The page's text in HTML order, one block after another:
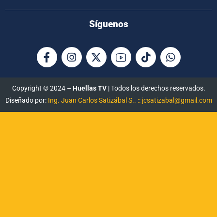
Síguenos
Copyright © 2024 – Huellas TV| Todos los derechos reservados.
Diseñado por: Ing. Juan Carlos Satizábal S.. :: jcsatizabal@gmail.com